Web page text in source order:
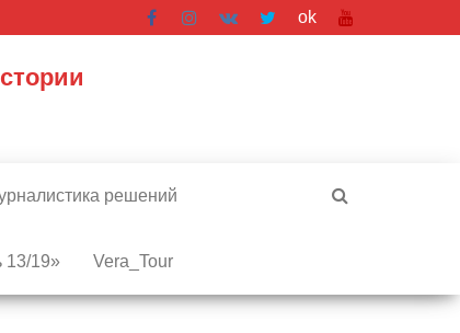
ok
решений
13/19» Vera_Tour